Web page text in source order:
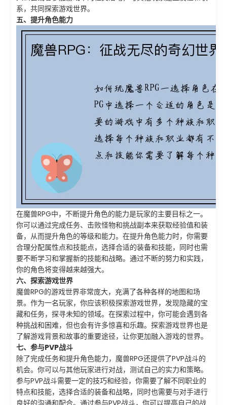
系，共同探索游戏世界。
五、提升角色能力
在魔兽RPG中，不断提升角色的能力是玩家的主要目标之一。
你可以通过完成任务、击败怪物和挑战副本来获取经验值和装
备，从而提升角色的等级和能力。在提升角色能力时，你需要
合理分配属性点和技能点，选择合适的装备和技能，同时也需
要不断学习和掌握新的技能和战略。通过不断的努力和实践，
你的角色将变得越来越强大。
六、探索游戏世界
魔兽RPG的游戏世界非常庞大，充满了各种各样的地图和场
景。作为一名玩家，你应该积极探索游戏世界，发现隐藏的宝
藏和任务，探寻未知的领域。在探索过程中，你可能会遇到各
种挑战和困难，但也会有许多惊喜和乐趣。探索游戏世界也是
了解游戏背景和故事的重要途径，让你更加融入游戏的世界。
七、参与PVP战斗
除了完成任务和提升角色能力，魔兽RPG还提供了PVP战斗的
机会。你可以与其他玩家进行对战，测试自己的实力和策略。
参与PVP战斗需要一定的技巧和经验，你需要了解不同职业的
特点和技能，选择合适的装备和战略，同时也需要与对手进行
良好的沟通和配合。通过参与PVP战斗，你可以提高自己的战